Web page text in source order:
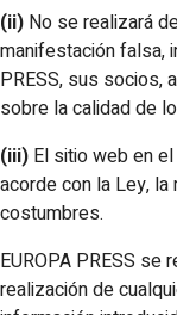
(ii) No se realizará
manifestación falsa,
PRESS, sus socios,
sobre la calidad de
(iii) El sitio web en
acorde con la Ley,
costumbres.
EUROPA PRESS
realización de